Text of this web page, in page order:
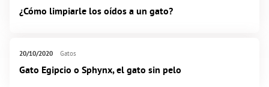
¿Cómo limpiarle los oídos a un gato?
20/10/2020 Gatos
Gato Egipcio o Sphynx, el gato sin pelo